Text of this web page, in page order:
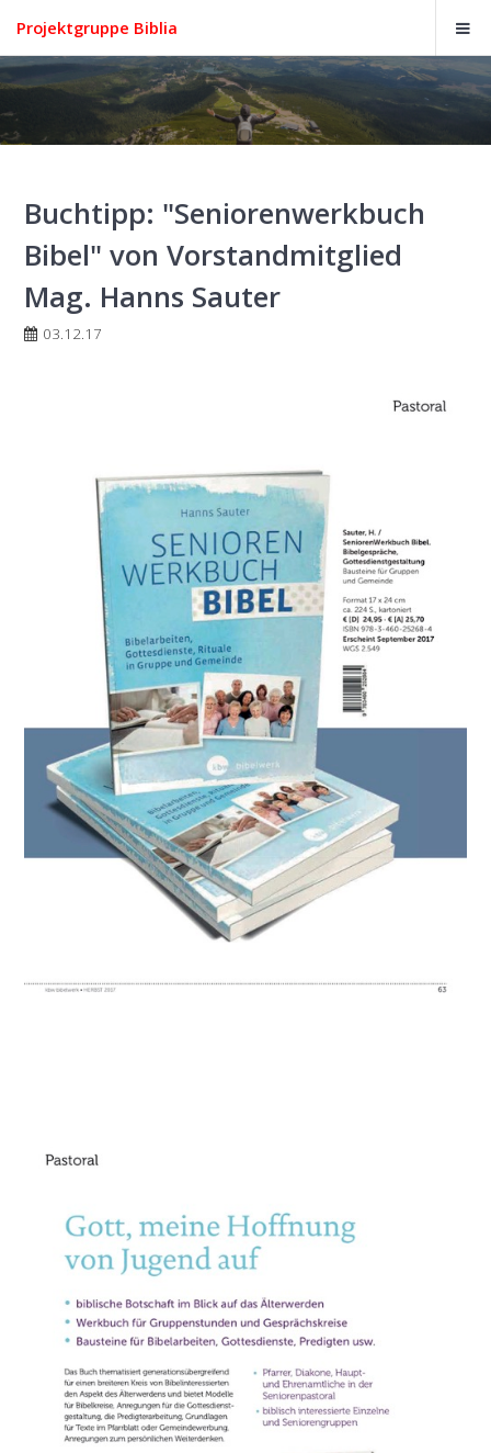
Buchtipp: "Seniorenwerkbuch
Bibel" von Vorstandmitglied
Mag. Hanns Sauter
03.12.17
Projektgruppe Biblia